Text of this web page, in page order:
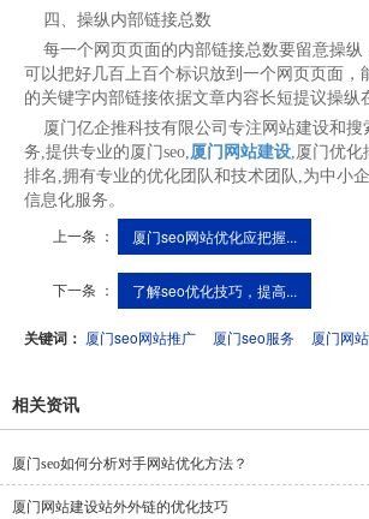
四、操纵内部链接总数
每一个网页页面的内部链接总数要留意操纵
可以把好几百上百个标识放到一个网页页面，
的关键字内部链接依据文章内容长短提议操纵
厦门亿企推科技有限公司专注网站建设和搜
务,提供专业的厦门seo,厦门网站建设,厦门优化
排名,拥有专业的优化团队和技术团队,为中小
信息化服务。
上一条 ： 厦门seo网站优化应把握...
下一条 ： 了解seo优化技巧，提高...
关键词： 厦门seo网站推广 厦门seo服务 厦门网
相关资讯
厦门seo如何分析对手网站优化方法？
厦门网站建设站外外链的优化技巧